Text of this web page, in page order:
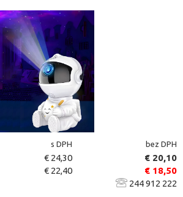
s DPH bez DPH
€ 24,30
€ 20,10
€ 22,40
€ 18,50
244 912 222